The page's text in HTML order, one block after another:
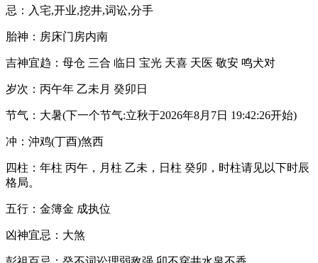
忌：入宅,开业,挖井,词讼,分手
胎神：房床门房内南
吉神宜趋：母仓 三合 临日 宝光 天喜 天医 敬安 鸣犬对
岁次：丙午年 乙未月 癸卯日
节气：大暑(下一个节气:立秋于2026年8月7日 19:42:26开始)
冲：沖鸡(丁酉)煞西
四柱：年柱 丙午，月柱 乙未，日柱 癸卯，时柱请见以下时辰
格局。
五行：金簿金 成执位
凶神宜忌：大煞